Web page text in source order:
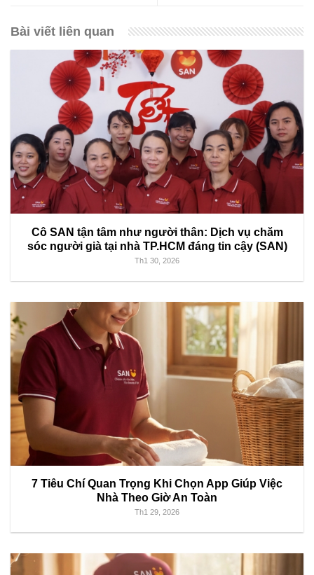
Bài viết liên quan
Cô SAN tận tâm như người thân: Dịch vụ chăm
sóc người già tại nhà TP.HCM đáng tin cậy (SAN)
Th1 30, 2026
7 Tiêu Chí Quan Trọng Khi Chọn App Giúp Việc
Nhà Theo Giờ An Toàn
Th1 29, 2026